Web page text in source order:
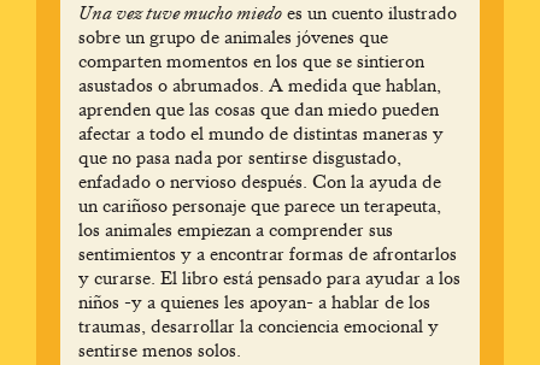
Una vez tuve mucho miedo es un cuento ilustrado
sobre un grupo de animales jóvenes que
comparten momentos en los que se sintieron
asustados o abrumados. A medida que hablan,
aprenden que las cosas que dan miedo pueden
afectar a todo el mundo de distintas maneras y
que no pasa nada por sentirse disgustado,
enfadado o nervioso después. Con la ayuda de
un cariñoso personaje que parece un terapeuta,
los animales empiezan a comprender sus
sentimientos y a encontrar formas de afrontarlos
y curarse. El libro está pensado para ayudar a los
niños -y a quienes les apoyan- a hablar de los
traumas, desarrollar la conciencia emocional y
sentirse menos solos.